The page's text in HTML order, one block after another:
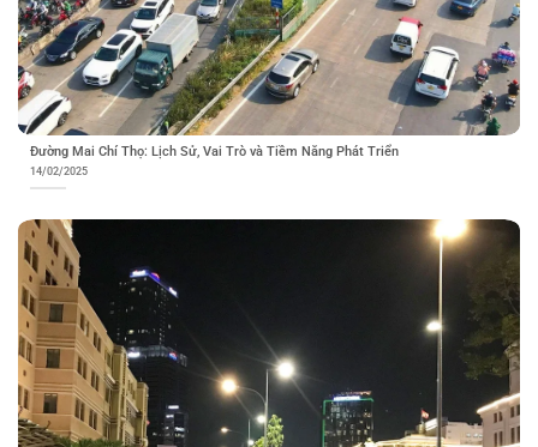
Đường Mai Chí Thọ: Lịch Sử, Vai Trò và Tiềm Năng Phát Triển
14/02/2025